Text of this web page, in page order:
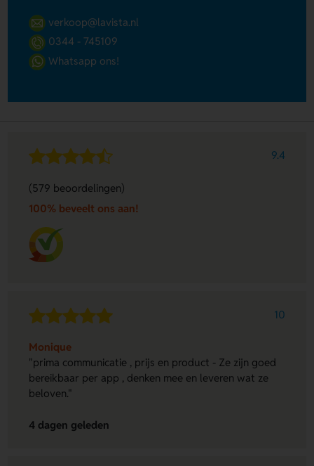
verkoop@lavista.nl
0344 - 745109
Whatsapp ons!
9.4
(579 beoordelingen)
100% beveelt ons aan!
10
Monique
"prima communicatie , prijs en product - Ze zijn goed
bereikbaar per app , denken mee en leveren wat ze
beloven."
4 dagen geleden